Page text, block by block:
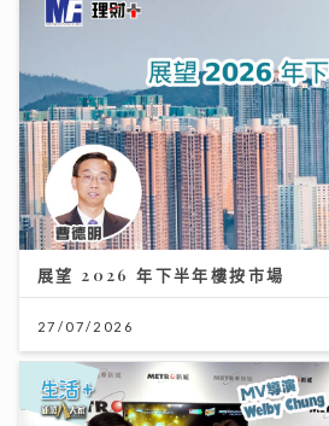
展望 2026 年下半年樓按市場
27/07/2026